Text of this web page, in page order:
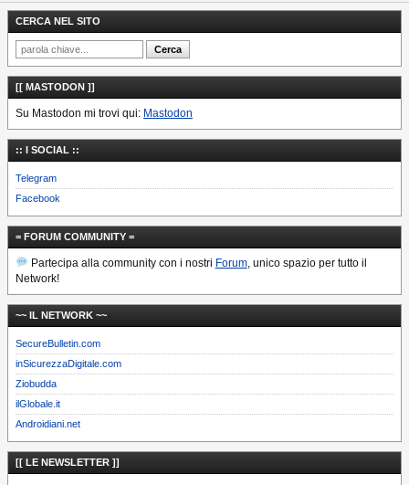
CERCA NEL SITO
[[ MASTODON ]]
Su Mastodon mi trovi qui: Mastodon
:: I SOCIAL ::
Telegram
Facebook
= FORUM COMMUNITY =
Partecipa alla community con i nostri Forum, unico spazio per tutto il
Network!
~~ IL NETWORK ~~
SecureBulletin.com
inSicurezzaDigitale.com
Ziobudda
ilGlobale.it
Androidiani.net
[[ LE NEWSLETTER ]]